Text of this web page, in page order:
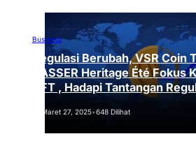
Business
Regulasi Berubah, VSR Coin
VASSER Heritage Été Fokus
NFT , Hadapi Tantangan
Maret 27, 2025•648 Dilihat